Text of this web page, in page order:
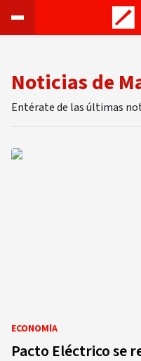
Noticias de
Entérate de las últimas
ECONOMÍA
Pacto Eléctrico se